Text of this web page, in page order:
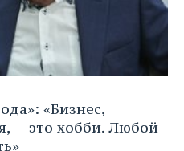
«Бизнес,
— это хобби. Любой